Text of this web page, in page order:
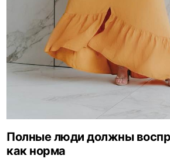
Полные люди должны
как норма